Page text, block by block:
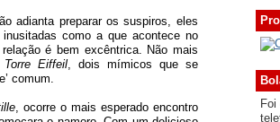
adianta preparar os suspiros, eles
como a que acontece no
é bem excêntrica. Não mais
Torre Eiffeil, dois mímicos que se
comum.
, ocorre o mais esperado encontro